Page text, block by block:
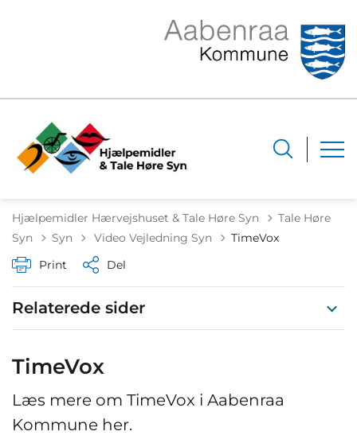
Hjælpemidler Hærvejshuset & Tale Høre Syn
Tale Høre
Syn
Syn Tilbage til
Video Vejledning Syn
TimeVox
Print
Del
Relaterede sider
TimeVox
Læs mere om TimeVox i Aabenraa
Kommune her.